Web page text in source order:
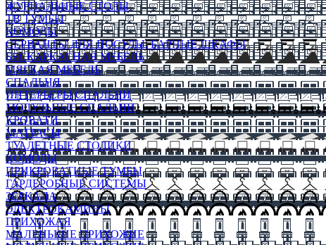
ЖУРНАЛЬНЫЕ СТОЛЫ
ТВ ТУМБЫ
КОМОДЫ
СЕРВАНТЫ ДЛЯ ПОСУДЫ, БАРНЫЕ ШКАФЫ
БЕСКАРКАСНАЯ МЕБЕЛЬ
МЯГКАЯ МЕБЕЛЬ
СПАЛЬНЯ
ИНТЕРЬЕРЫ СПАЛЬНИ
МОДУЛЬНЫЕ СПАЛЬНИ
КРОВАТИ
МАТРАСЫ
ТУАЛЕТНЫЕ СТОЛИКИ
КОМОДЫ
ПРИКРОВАТНЫЕ ТУМБЫ
ГАРДЕРОБНЫЕ СИСТЕМЫ
ЗЕРКАЛА
ЭЛЕКТРОКАМИНЫ
ПРИХОЖАЯ
МАЛЕНЬКИЕ ПРИХОЖИЕ